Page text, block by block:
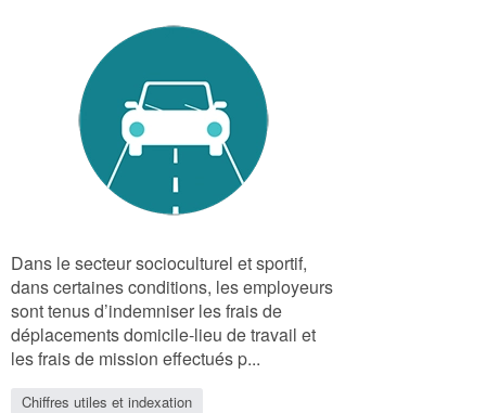
Dans le secteur socioculturel et sportif,
dans certaines conditions, les employeurs
sont tenus d’indemniser les frais de
déplacements domicile‑lieu de travail et
les frais de mission effectués p...
Chiffres utiles et indexation